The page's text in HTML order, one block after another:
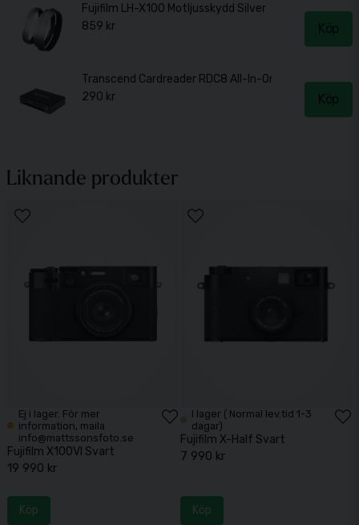
Liknande produkter
Ej i lager. För mer
information, maila
info@mattssonsfoto.se
Fujifilm X100VI Svart
19 990 kr
Köp
I lager ( Normal lev.tid 1-3
dagar)
Fujifilm X-Half Svart
7 990 kr
Köp
Fujifilm LH-X100 Motljusskydd Silver
859 kr
Köp
Transcend Cardreader RDC8 All-In-One för USB-C 3.1
290 kr
Köp
Peak Design Leash I Black (L-BL-3)
Fujifilm X100V Leather Case Black